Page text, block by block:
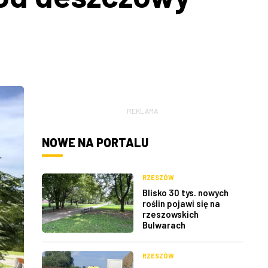
REKLAMA
NOWE NA PORTALU
RZESZÓW
Blisko 30 tys. nowych
roślin pojawi się na
rzeszowskich
Bulwarach
RZESZÓW